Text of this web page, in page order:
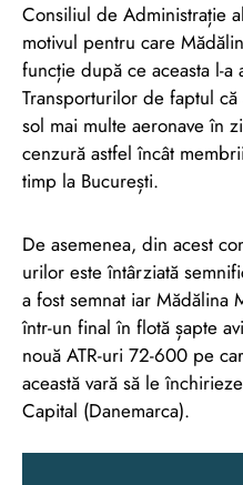
Consiliul de Administrație al
motivul pentru care
funcție după ce aceasta l-a
Transporturilor de faptul că
sol mai multe aeronave în
cenzură astfel încât
timp la București.
De asemenea, din acest
urilor este întârziată
a fost semnat iar Mădălina
într-un final în flotă șapte
nouă ATR-uri 72-600 pe
această vară să le
Capital (Danemarca).